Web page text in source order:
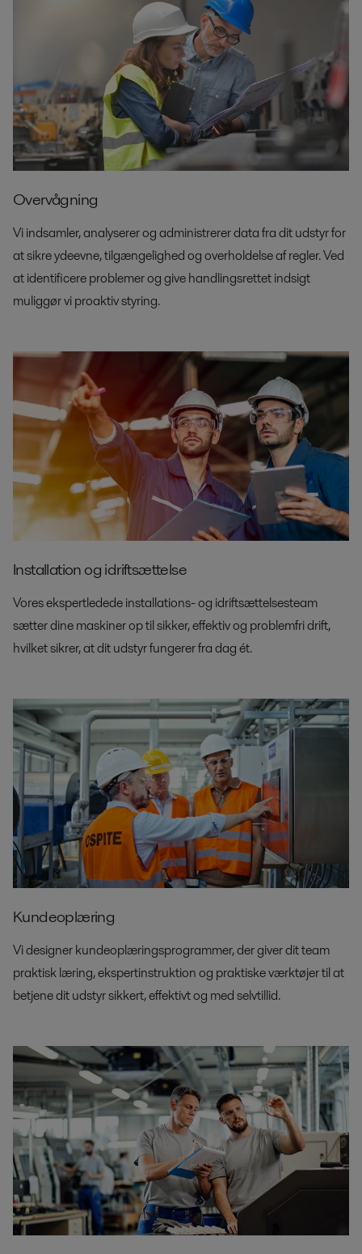
Overvågning
Vi indsamler, analyserer og administrerer data fra dit udstyr for
at sikre ydeevne, tilgængelighed og overholdelse af regler. Ved
at identificere problemer og give handlingsrettet indsigt
muliggør vi proaktiv styring.
Installation og idriftsættelse
Vores ekspertledede installations- og idriftsættelsesteam
sætter dine maskiner op til sikker, effektiv og problemfri drift,
hvilket sikrer, at dit udstyr fungerer fra dag ét.
Kundeoplæring
Vi designer kundeoplæringsprogrammer, der giver dit team
praktisk læring, ekspertinstruktion og praktiske værktøjer til at
betjene dit udstyr sikkert, effektivt og med selvtillid.